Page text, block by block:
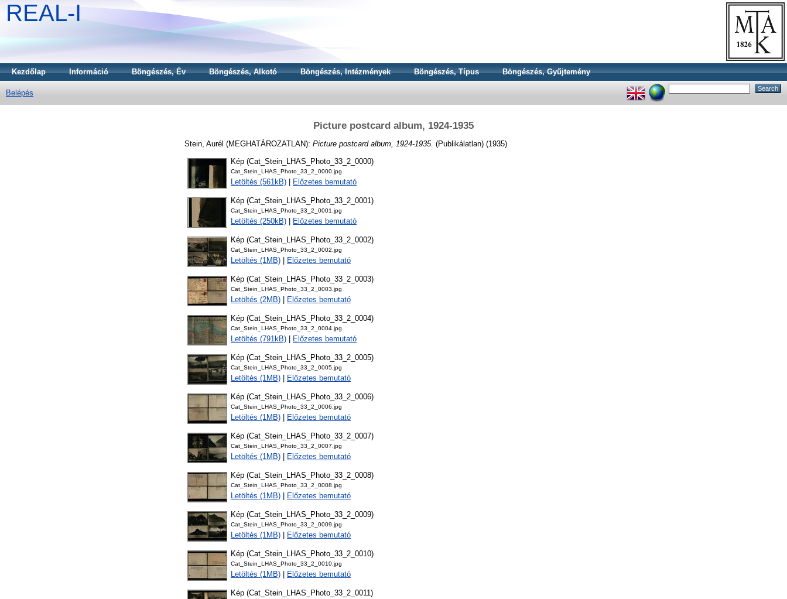
REAL-I
Kezdőlap Információ Böngészés, Év Böngészés, Alkotó Böngészés, Intézmények Böngészés, Típus Böngészés, Gyűjtemény
Belépés
Picture postcard album, 1924-1935
Stein, Aurél (MEGHATÁROZATLAN): Picture postcard album, 1924-1935. (Publikálatlan) (1935)
Kép (Cat_Stein_LHAS_Photo_33_2_0000)
Cat_Stein_LHAS_Photo_33_2_0000.jpg
Letöltés (561kB) Előzetes bemutató
Kép (Cat_Stein_LHAS_Photo_33_2_0001)
Cat_Stein_LHAS_Photo_33_2_0001.jpg
Letöltés (250kB) Előzetes bemutató
Kép (Cat_Stein_LHAS_Photo_33_2_0002)
Cat_Stein_LHAS_Photo_33_2_0002.jpg
Letöltés (1MB) Előzetes bemutató
Kép (Cat_Stein_LHAS_Photo_33_2_0003)
Cat_Stein_LHAS_Photo_33_2_0003.jpg
Letöltés (2MB) Előzetes bemutató
Kép (Cat_Stein_LHAS_Photo_33_2_0004)
Cat_Stein_LHAS_Photo_33_2_0004.jpg
Letöltés (791kB) Előzetes bemutató
Kép (Cat_Stein_LHAS_Photo_33_2_0005)
Cat_Stein_LHAS_Photo_33_2_0005.jpg
Letöltés (1MB) Előzetes bemutató
Kép (Cat_Stein_LHAS_Photo_33_2_0006)
Cat_Stein_LHAS_Photo_33_2_0006.jpg
Letöltés (1MB) Előzetes bemutató
Kép (Cat_Stein_LHAS_Photo_33_2_0007)
Cat_Stein_LHAS_Photo_33_2_0007.jpg
Letöltés (1MB) Előzetes bemutató
Kép (Cat_Stein_LHAS_Photo_33_2_0008)
Cat_Stein_LHAS_Photo_33_2_0008.jpg
Letöltés (1MB) Előzetes bemutató
Kép (Cat_Stein_LHAS_Photo_33_2_0009)
Cat_Stein_LHAS_Photo_33_2_0009.jpg
Letöltés (1MB) Előzetes bemutató
Kép (Cat_Stein_LHAS_Photo_33_2_0010)
Cat_Stein_LHAS_Photo_33_2_0010.jpg
Letöltés (1MB) Előzetes bemutató
Kép (Cat_Stein_LHAS_Photo_33_2_0011)